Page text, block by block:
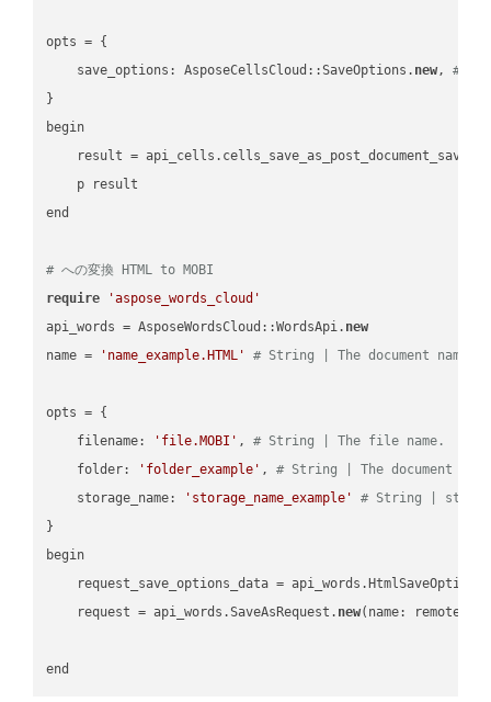
opts = {
    save_options: AsposeCellsCloud::SaveOptions.
new, #
}
begin
result =
    p result
end
# への変換 HTML to MOBI
require
'aspose_words_cloud'
api_words = AsposeWordsCloud::WordsApi. new
name =
'name_example.HTML' # String | The document name.
opts = {
    filename:
'file.MOBI' , # String | The file name.
    folder:
'folder_example' , # String | The document
    storage_name:
'storage_name_example'
# String |
}
begin
request_save_options_data =
    request = api_words.SaveAsRequest.
new(name: